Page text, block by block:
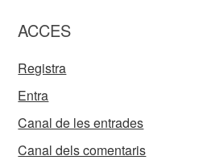
ACCES
Registra
Entra
Canal de les entrades
Canal dels comentaris